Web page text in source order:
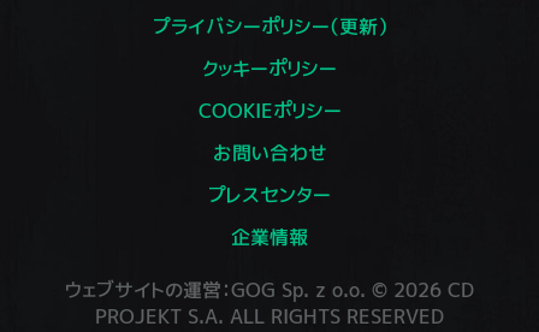
プライバシーポリシー（更新）
クッキーポリシー
COOKIEポリシー
お問い合わせ
プレスセンター
企業情報
ウェブサイトの運営：GOG Sp. z o.o. © 2026 CD
PROJEKT S.A. ALL RIGHTS RESERVED